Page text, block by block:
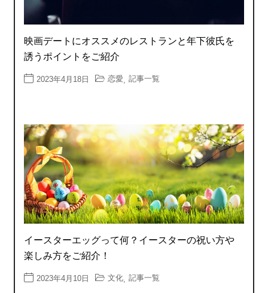
映画デートにオススメのレストランと年下彼氏を
誘うポイントをご紹介
2023年4月18日 恋愛, 記事一覧
イースターエッグって何？イースターの祝い方や
楽しみ方をご紹介！
2023年4月10日 文化, 記事一覧